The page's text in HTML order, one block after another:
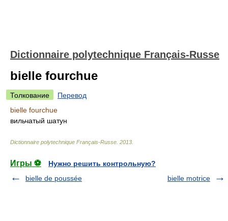
Dictionnaire polytechnique Français-Russe
bielle fourchue
Толкование
Перевод
bielle fourchue
вильчатый шатун
Dictionnaire polytechnique Français-Russe 2013
Игры ⚽
Нужно решить контрольную?
bielle de poussée
bielle motrice